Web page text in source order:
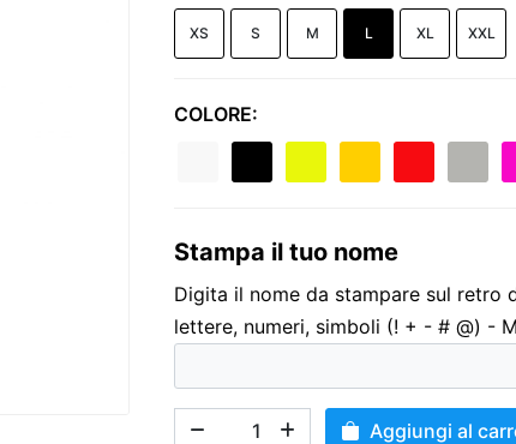
XS S M L XL XXL
COLORE:
Stampa il tuo nome
Digita il nome da stampare sul retro
lettere, numeri, simboli (! + - # @) -
Aggiungi al